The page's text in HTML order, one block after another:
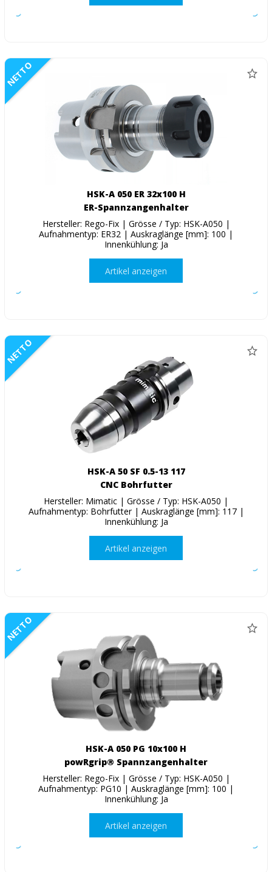
NETTO
HSK-A 050 ER 32x100 H
ER-Spannzangenhalter
Hersteller: Rego-Fix | Grösse / Typ: HSK-A050 |
Aufnahmentyp: ER32 | Auskraglänge [mm]: 100 |
Innenkühlung: Ja
Artikel anzeigen
NETTO
HSK-A 50 SF 0.5-13 117
CNC Bohrfutter
Hersteller: Mimatic | Grösse / Typ: HSK-A050 |
Aufnahmentyp: Bohrfutter | Auskraglänge [mm]: 117 |
Innenkühlung: Ja
Artikel anzeigen
NETTO
HSK-A 050 PG 10x100 H
powRgrip® Spannzangenhalter
Hersteller: Rego-Fix | Grösse / Typ: HSK-A050 |
Aufnahmentyp: PG10 | Auskraglänge [mm]: 100 |
Innenkühlung: Ja
Artikel anzeigen